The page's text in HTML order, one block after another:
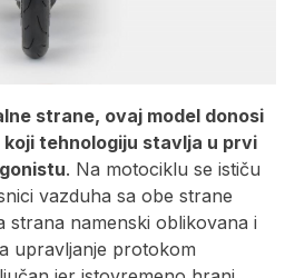
strane, ovaj model donosi
tehnologiju stavlja u prvi
. Na motociklu se ističu
vazduha sa obe strane
strana namenski oblikovana i
upravljanje protokom